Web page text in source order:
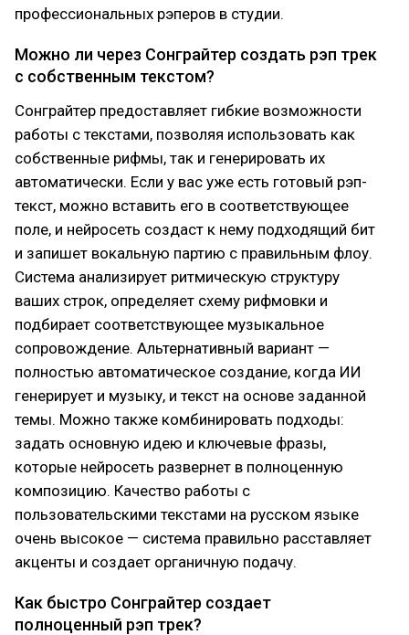
профессиональных рэперов в студии.
Можно ли через Сонграйтер создать рэп трек
с собственным текстом?
Сонграйтер предоставляет гибкие возможности
работы с текстами, позволяя использовать как
собственные рифмы, так и генерировать их
автоматически. Если у вас уже есть готовый рэп-
текст, можно вставить его в соответствующее
поле, и нейросеть создаст к нему подходящий бит
и запишет вокальную партию с правильным флоу.
Система анализирует ритмическую структуру
ваших строк, определяет схему рифмовки и
подбирает соответствующее музыкальное
сопровождение. Альтернативный вариант —
полностью автоматическое создание, когда ИИ
генерирует и музыку, и текст на основе заданной
темы. Можно также комбинировать подходы:
задать основную идею и ключевые фразы,
которые нейросеть развернет в полноценную
композицию. Качество работы с
пользовательскими текстами на русском языке
очень высокое — система правильно расставляет
акценты и создает органичную подачу.
Как быстро Сонграйтер создает
полноценный рэп трек?